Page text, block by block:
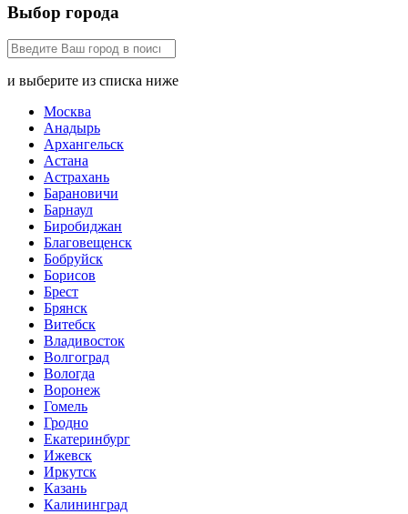
Выбор города
и выберите из списка ниже
Москва
Анадырь
Архангельск
Астана
Астрахань
Барановичи
Барнаул
Биробиджан
Благовещенск
Бобруйск
Борисов
Брест
Брянск
Витебск
Владивосток
Волгоград
Вологда
Воронеж
Гомель
Гродно
Екатеринбург
Ижевск
Иркутск
Казань
Калининград